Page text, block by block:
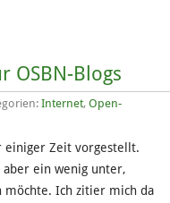
OSBN-Blogs
Internet, Open-
einiger Zeit vorgestellt.
ein wenig unter,
möchte. Ich zitier mich da